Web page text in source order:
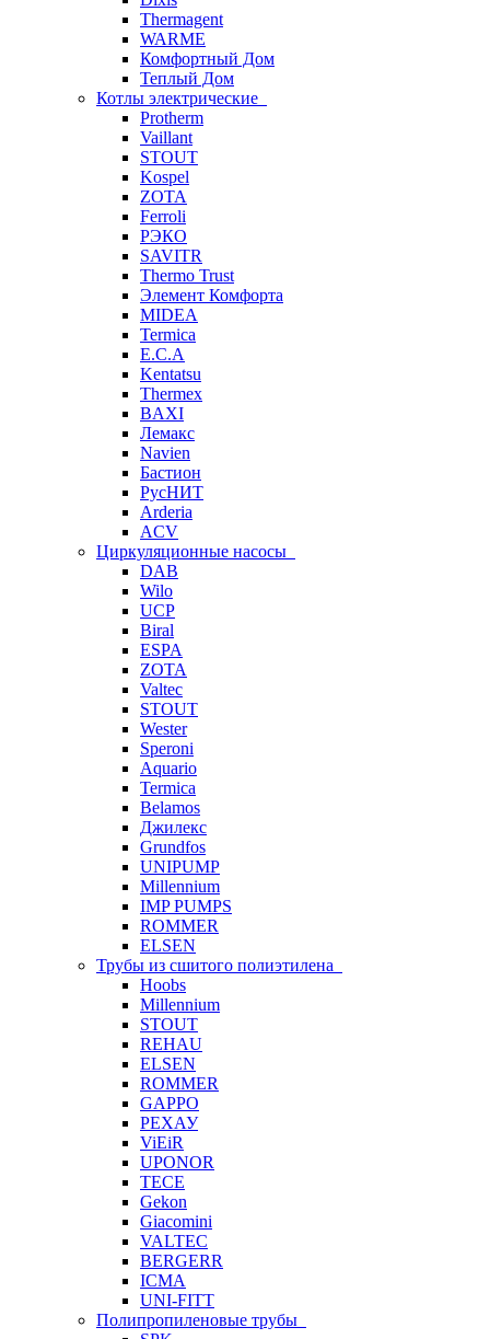
Thermagent
WARME
Комфортный Дом
Теплый Дом
Котлы электрические
Protherm
Vaillant
STOUT
Kospel
ZOTA
Ferroli
РЭКО
SAVITR
Thermo Trust
Элемент Комфорта
MIDEA
Termica
E.C.A
Kentatsu
Thermex
BAXI
Лемакс
Navien
Бастион
РусНИТ
Arderia
ACV
Циркуляционные насосы
DAB
Wilo
UCP
Biral
ESPA
ZOTA
Valtec
STOUT
Wester
Speroni
Aquario
Termica
Belamos
Джилекс
Grundfos
UNIPUMP
Millennium
IMP PUMPS
ROMMER
ELSEN
Трубы из сшитого полиэтилена
Hoobs
Millennium
STOUT
REHAU
ELSEN
ROMMER
GAPPO
РЕХАУ
ViEiR
UPONOR
TECE
Gekon
Giacomini
VALTEC
BERGERR
ICMA
UNI-FITT
Полипропиленовые трубы